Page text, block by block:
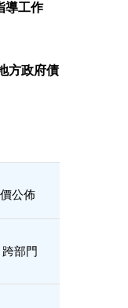
導工作
方政府債
公佈
部門